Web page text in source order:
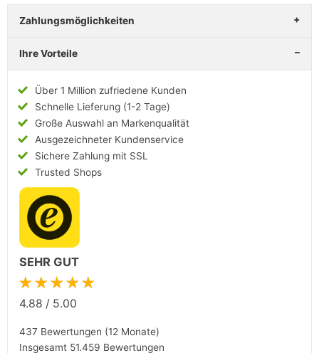
Zahlungsmöglichkeiten
Ihre Vorteile
Über 1 Million zufriedene Kunden
Schnelle Lieferung (1-2 Tage)
Große Auswahl an Markenqualität
Ausgezeichneter Kundenservice
Sichere Zahlung mit SSL
Trusted Shops
SEHR GUT
★★★★★
4.88 / 5.00
437 Bewertungen (12 Monate)
Insgesamt 51.459 Bewertungen